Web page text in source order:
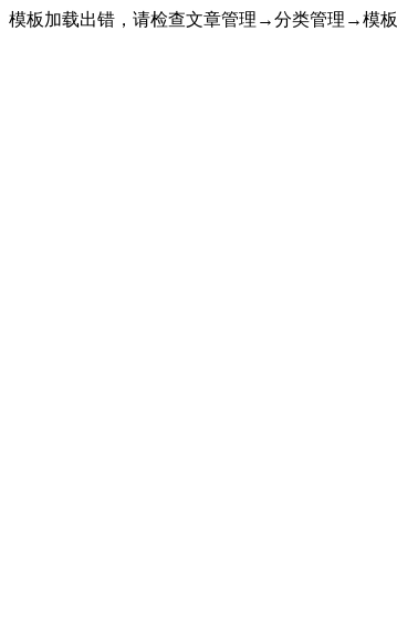
模板加载出错，请检查文章管理→分类管理→模